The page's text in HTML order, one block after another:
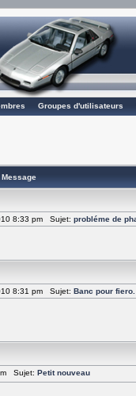
Groupes d'utilisateurs
Message
8:33 pm Sujet: probléme de
8:31 pm Sujet: Banc pour fiero.
Sujet: Petit nouveau